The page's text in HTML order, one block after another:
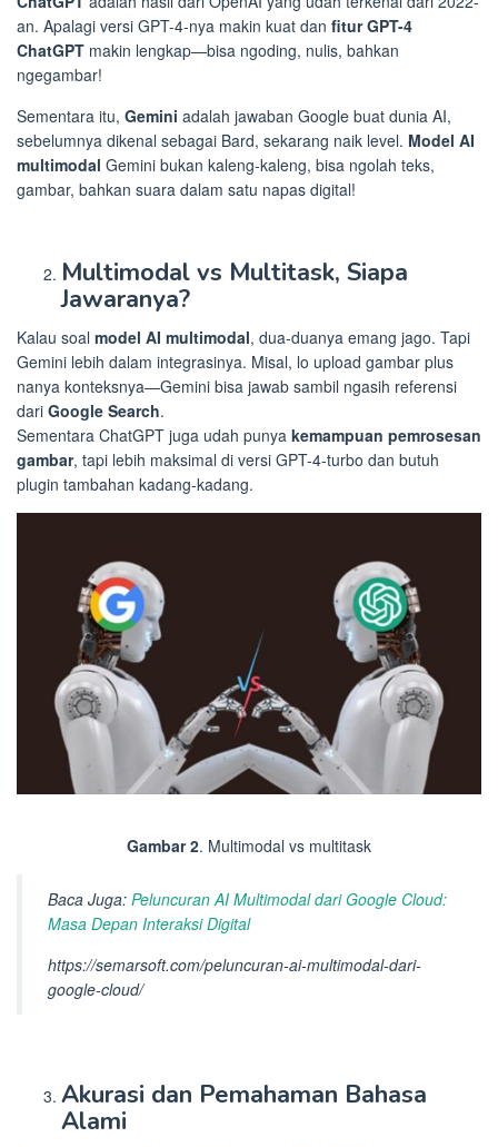
an. Apalagi versi GPT-4-nya makin kuat dan fitur GPT-4
ChatGPT makin lengkap—bisa ngoding, nulis, bahkan
ngegambar!
Sementara itu, Gemini adalah jawaban Google buat dunia AI,
sebelumnya dikenal sebagai Bard, sekarang naik level. Model AI
multimodal Gemini bukan kaleng-kaleng, bisa ngolah teks,
gambar, bahkan suara dalam satu napas digital!
Multimodal vs Multitask, Siapa
Jawaranya?
Kalau soal model AI multimodal, dua-duanya emang jago. Tapi
Gemini lebih dalam integrasinya. Misal, lo upload gambar plus
nanya konteksnya—Gemini bisa jawab sambil ngasih referensi
dari Google Search.
Sementara ChatGPT juga udah punya kemampuan pemrosesan
gambar, tapi lebih maksimal di versi GPT-4-turbo dan butuh
plugin tambahan kadang-kadang.
Gambar 2. Multimodal vs multitask
Baca Juga: Peluncuran AI Multimodal dari Google Cloud:
Masa Depan Interaksi Digital
https://semarsoft.com/peluncuran-ai-multimodal-dari-
google-cloud/
Akurasi dan Pemahaman Bahasa
Alami